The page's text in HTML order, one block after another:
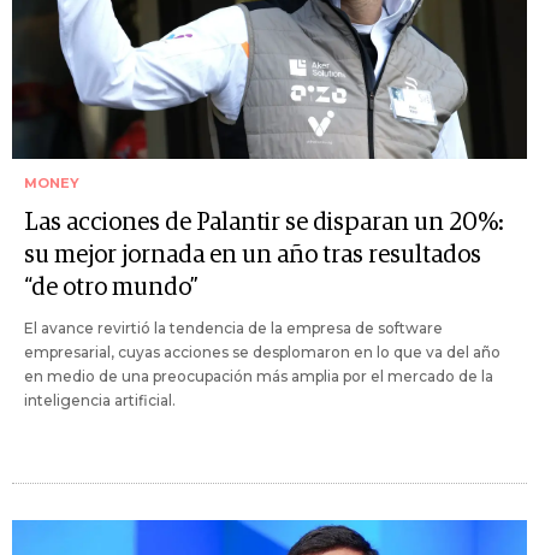
MONEY
Las acciones de Palantir se disparan un 20%:
su mejor jornada en un año tras resultados
“de otro mundo”
El avance revirtió la tendencia de la empresa de software
empresarial, cuyas acciones se desplomaron en lo que va del año
en medio de una preocupación más amplia por el mercado de la
inteligencia artificial.